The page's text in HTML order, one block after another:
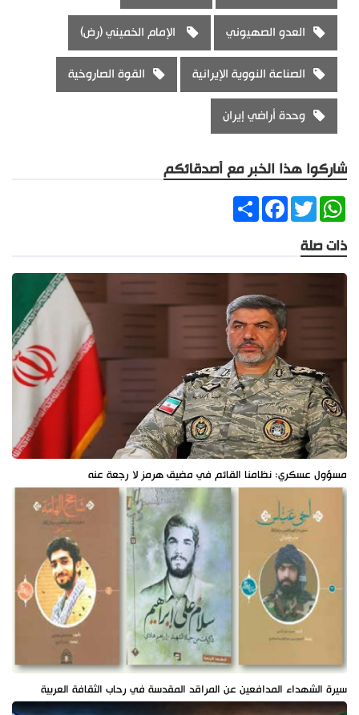
العدو الصهيوني الإمام الخميني (رض)
الصناعة النووية الإيرانية القوة الصاروخية
وحدة أراضي إيران
شاركوا هذا الخبر مع أصدقائكم
ShareFacebookTwitter
WhatsApp
ذات صلة
مسؤول عسكري: نظامنا القائم في مضيق هرمز لا رجعة عنه
سيرة الشهداء المدافعين عن المراقد المقدسة في رحاب الثقافة العربية